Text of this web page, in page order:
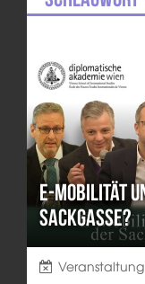
E-Mobilität
Sackgasse?
Veranstaltung